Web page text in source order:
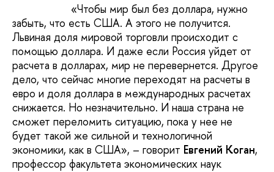
«Чтобы мир был без доллара, нужно
забыть, что есть США. А этого не получится.
Львиная доля мировой торговли происходит с
помощью доллара. И даже если Россия уйдет от
расчета в долларах, мир не перевернется. Другое
дело, что сейчас многие переходят на расчеты в
евро и доля доллара в международных расчетах
снижается. Но незначительно. И наша страна не
сможет переломить ситуацию, пока у нее не
будет такой же сильной и технологичной
экономики, как в США», – говорит Евгений Коган,
профессор факультета экономических наук